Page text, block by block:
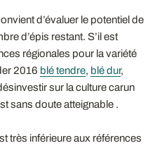
d’évaluer le potentiel de
d’épis restant. S’il est
régionales pour la variété
2016 blé tendre, blé dur,
sur la culture carun
sans doute atteignable .
très inférieure aux références